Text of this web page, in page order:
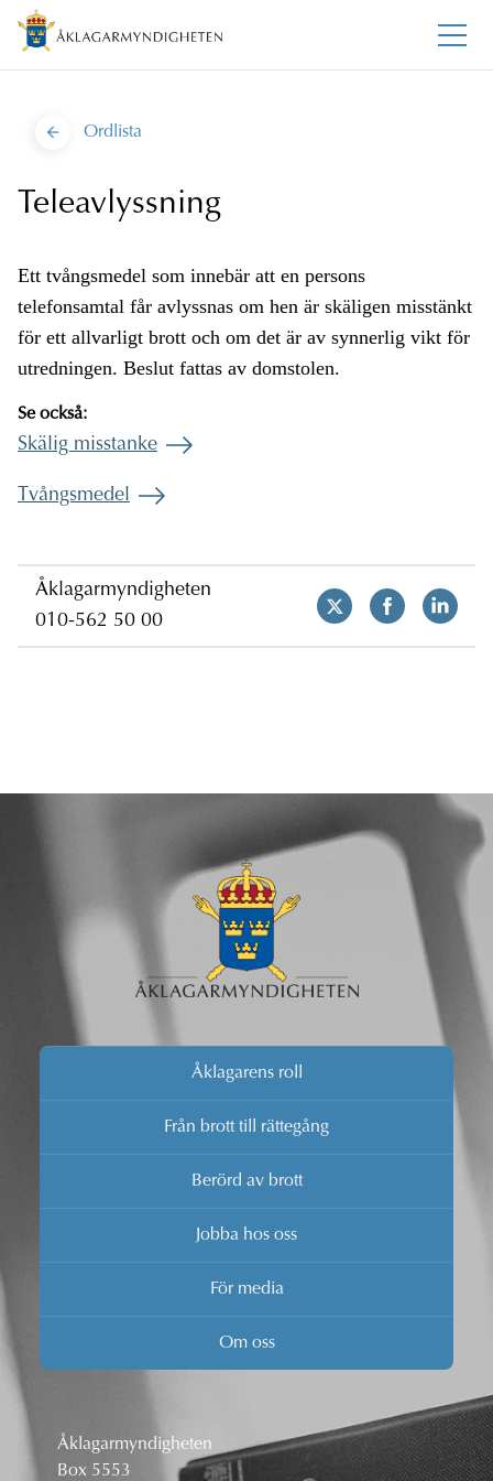
Ordlista
Teleavlyssning
Ett tvångsmedel som innebär att en persons
telefonsamtal får avlyssnas om hen är skäligen misstänkt
för ett allvarligt brott och om det är av synnerlig vikt för
utredningen. Beslut fattas av domstolen.
Se också:
Skälig misstanke
Tvångsmedel
Åklagarmyndigheten
010-562 50 00
Åklagarens roll
Från brott till rättegång
Berörd av brott
Jobba hos oss
För media
Om oss
Åklagarmyndigheten
Box 5553